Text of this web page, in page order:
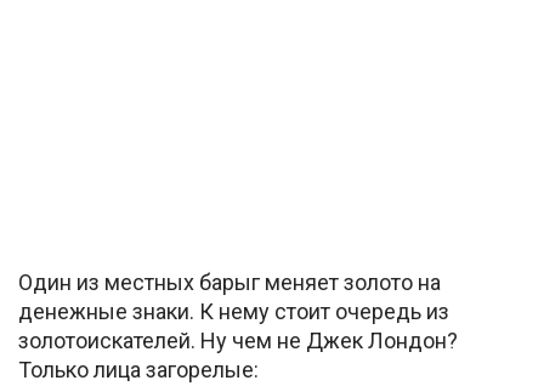
Один из местных барыг меняет золото на
денежные знаки. К нему стоит очередь из
золотоискателей. Ну чем не Джек Лондон?
Только лица загорелые: